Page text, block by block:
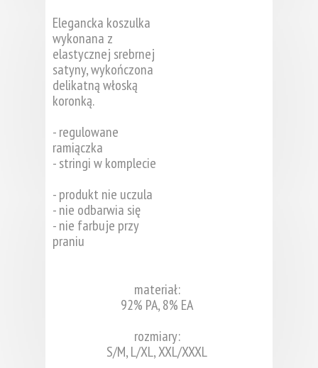
Elegancka koszulka
wykonana z
elastycznej srebrnej
satyny, wykończona
delikatną włoską
koronką.
- regulowane
ramiączka
- stringi w komplecie
- produkt nie uczula
- nie odbarwia się
- nie farbuje przy
praniu
materiał:
92% PA, 8% EA
rozmiary:
S/M, L/XL, XXL/XXXL